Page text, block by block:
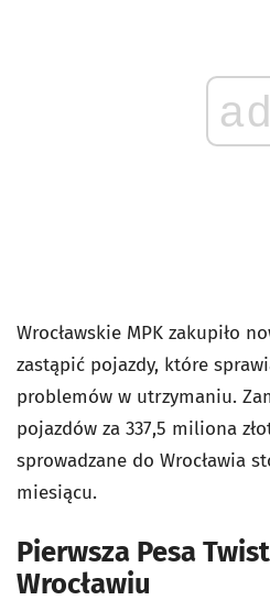
ad
Wrocławskie MPK zakupiło
zastąpić pojazdy, które
problemów w utrzymaniu.
pojazdów za 337,5 miliona
sprowadzane do Wrocławia
miesiącu.
Pierwsza Pesa
Wrocławiu